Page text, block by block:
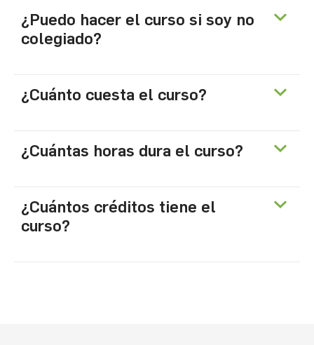
¿Puedo hacer el curso si soy no
colegiado?
¿Cuánto cuesta el curso?
¿Cuántas horas dura el curso?
¿Cuántos créditos tiene el
curso?